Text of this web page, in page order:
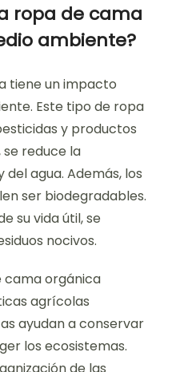
ropa de cama
ambiente?
tiene un impacto
Este tipo de ropa
y productos
se reduce la
agua. Además, los
ser biodegradables.
su vida útil, se
nocivos.
cama orgánica
agrícolas
ayudan a conservar
los ecosistemas.
de las